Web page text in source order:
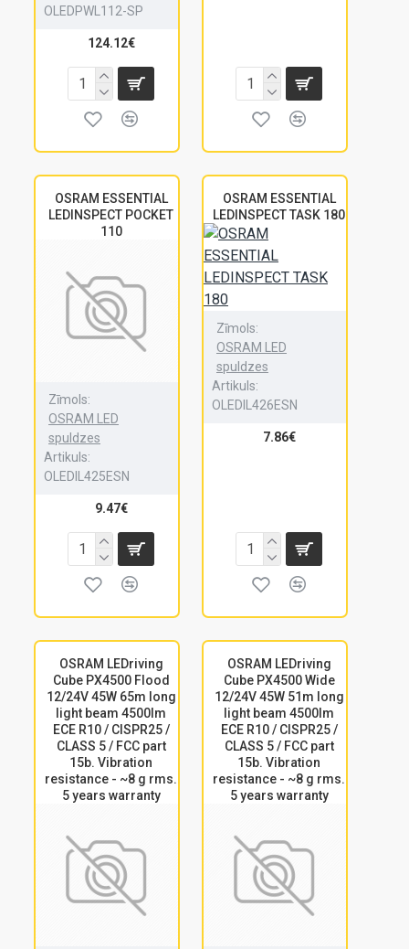
OLEDPWL112-SP
124.12€
OSRAM ESSENTIAL
LEDINSPECT POCKET
110
Zīmols:
OSRAM LED
spuldzes
Artikuls:
OLEDIL425ESN
9.47€
OSRAM ESSENTIAL
LEDINSPECT TASK 180
Zīmols:
OSRAM LED
spuldzes
Artikuls:
OLEDIL426ESN
7.86€
OSRAM LEDriving
Cube PX4500 Flood
12/24V 45W 65m long
light beam 4500lm
ECE R10 / CISPR25 /
CLASS 5 / FCC part
15b. Vibration
resistance - ~8 g rms.
5 years warranty
OSRAM LEDriving
Cube PX4500 Wide
12/24V 45W 51m long
light beam 4500lm
ECE R10 / CISPR25 /
CLASS 5 / FCC part
15b. Vibration
resistance - ~8 g rms.
5 years warranty